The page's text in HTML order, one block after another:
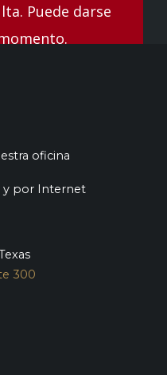
Puede darse
oficina
y por Internet
300